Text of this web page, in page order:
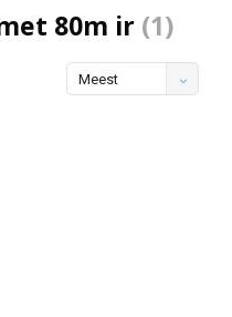
80m ir (1)
Meest